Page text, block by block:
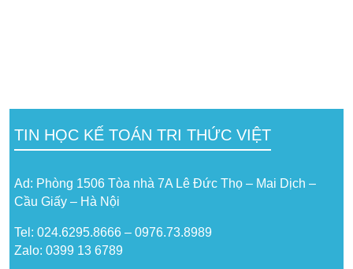
TIN HỌC KẾ TOÁN TRI THỨC VIỆT
Ad: Phòng 1506 Tòa nhà 7A Lê Đức Thọ – Mai Dịch –
Cầu Giấy – Hà Nội
Tel: 024.6295.8666 – 0976.73.8989
Zalo: 0399 13 6789